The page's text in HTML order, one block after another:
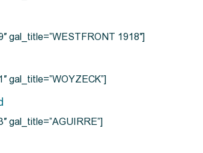
gal_title=”WESTFRONT 1918″]
gal_title=”WOYZECK”]
gal_title=”AGUIRRE”]